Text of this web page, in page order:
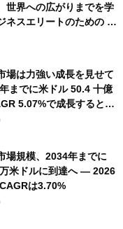
世界への広がりまでを学
ネスエリートのための 教
麦』2026年8月25日
場は力強い成長を見せて
までに米ドル 50.4 十億
5.07%で成長すると予
場規模、2034年までに
米ドルに到達へ ― 2026
は3.70%